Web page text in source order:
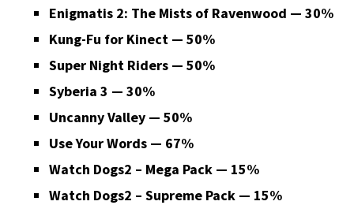
Enigmatis 2: The Mists of Ravenwood — 30%
Kung-Fu for Kinect — 50%
Super Night Riders — 50%
Syberia 3 — 30%
Uncanny Valley — 50%
Use Your Words — 67%
Watch Dogs2 – Mega Pack — 15%
Watch Dogs2 – Supreme Pack — 15%